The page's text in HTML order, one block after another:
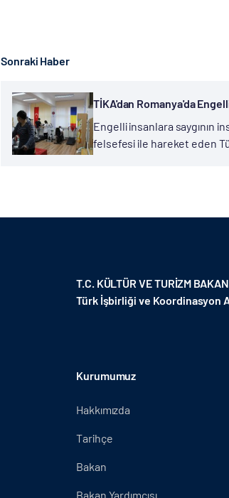
Sonraki Haber
TİKA'dan Romanya'da
Engelli insanlara saygının
felsefesi ile hareket eden
T.C. KÜLTÜR VE TURİZM
Türk İşbirliği ve Koordinasyon
Kurumumuz
Hakkımızda
Tarihçe
Bakan
Bakan Yardımcısı